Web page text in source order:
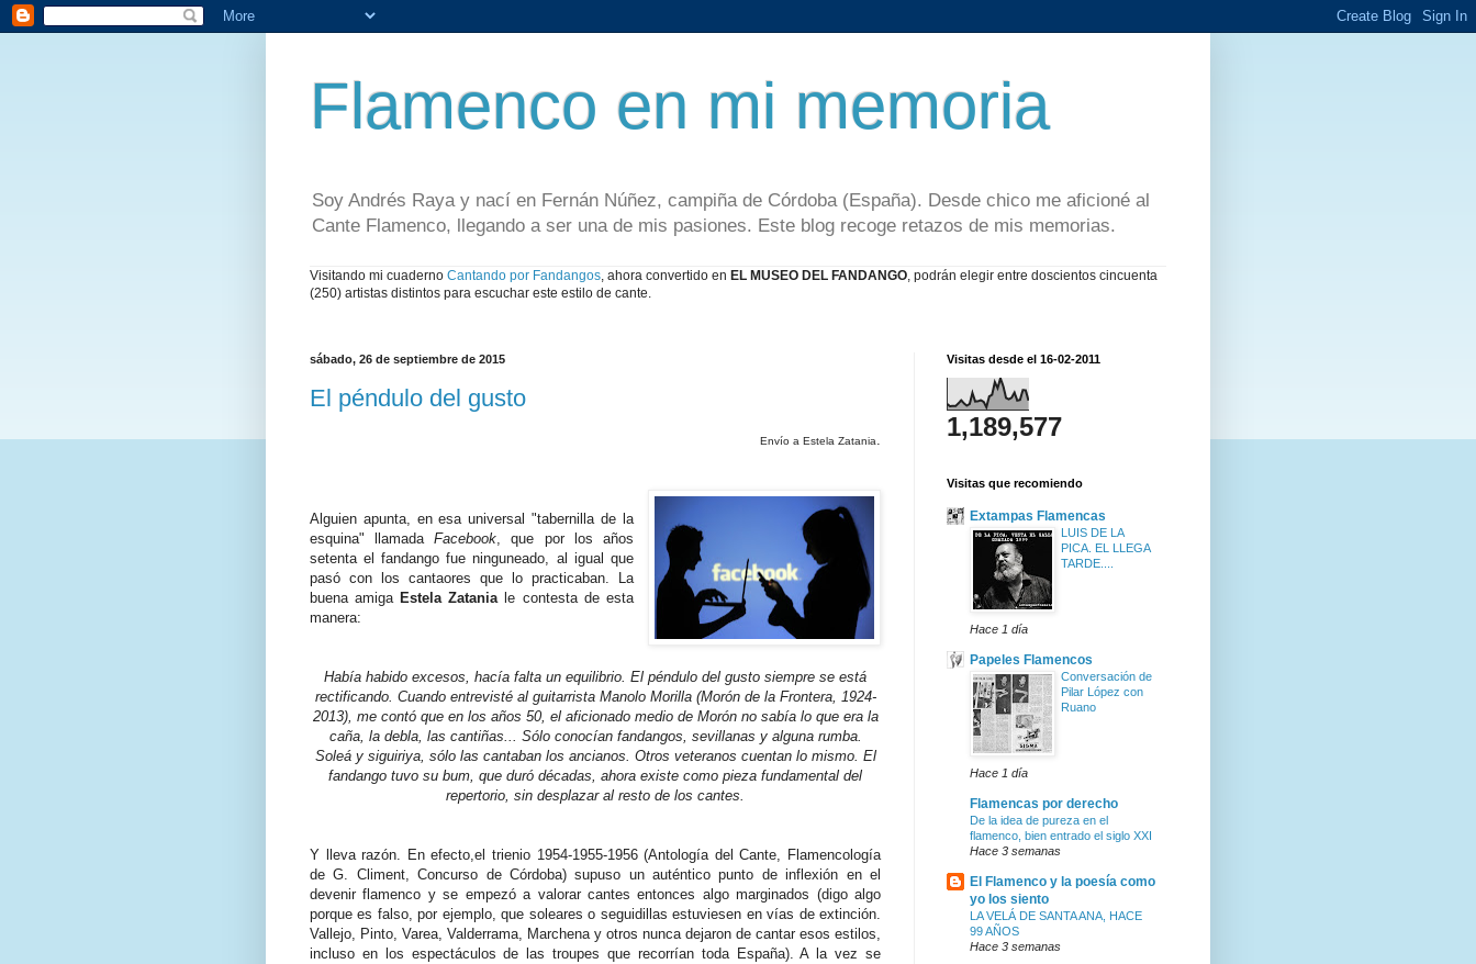
Flamenco en mi memoria
Soy Andrés Raya y nací en Fernán Núñez, campiña de Córdoba (España). Desde chico me aficioné al
Cante Flamenco, llegando a ser una de mis pasiones. Este blog recoge retazos de mis memorias.
Visitando mi cuaderno Cantando por Fandangos, ahora convertido en EL MUSEO DEL FANDANGO, podrán elegir entre doscientos cincuenta
(250) artistas distintos para escuchar este estilo de cante.
sábado, 26 de septiembre de 2015
El péndulo del gusto
Envío a Estela Zatania.
Alguien apunta, en esa universal "tabernilla de la
esquina" llamadaFacebook, que por los años
setenta el fandango fue ninguneado, al igual que
pasó con los cantaores que lo practicaban. La
buena amiga Estela Zataniale contesta de esta
manera:
Había habido excesos, hacía falta un equilibrio. El péndulo del gusto siempre se está
rectificando. Cuando entrevisté al guitarrista Manolo Morilla (Morón de la Frontera, 1924-
2013), me contó que en los años 50, el aficionado medio de Morón no sabía lo que era la
caña, la debla, las cantiñas... Sólo conocían fandangos, sevillanas y alguna rumba.
Soleá y siguiriya, sólo las cantaban los ancianos. Otros veteranos cuentan lo mismo. El
fandango tuvo su bum, que duró décadas, ahora existe como pieza fundamental del
repertorio, sin desplazar al resto de los cantes.
Y lleva razón. En efecto,el trienio 1954-1955-1956 (Antología del Cante, Flamencología
de G. Climent, Concurso de Córdoba) supuso un auténtico punto de inflexión en el
devenir flamenco y se empezó a valorar cantes entonces algo marginados (digo algo
porque es falso, por ejemplo, que soleares o seguidillas estuviesen en vías de extinción.
Vallejo, Pinto, Varea, Valderrama, Marchena y otros nunca dejaron de cantar esos estilos,
incluso en los espectáculos de las troupes que recorrían toda España). A la vez se
Visitas desde el 16-02-2011
1,189,577
Visitas que recomiendo
Extampas Flamencas
LUIS DE LA
PICA. EL LLEGA
TARDE....
Hace 1 día
Papeles Flamencos
Conversación de
Pilar López con
Ruano
Hace 1 día
Flamencas por derecho
De la idea de pureza en el
flamenco, bien entrado el siglo XXI
Hace 3 semanas
El Flamenco y la poesía como
yo los siento
LA VELÁ DE SANTA ANA, HACE
99 AÑOS
Hace 3 semanas